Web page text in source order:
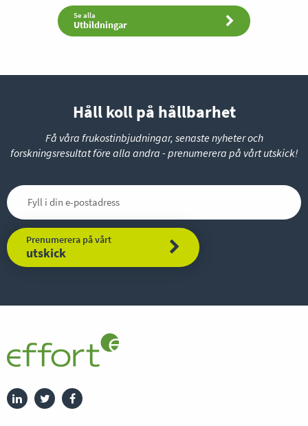
Se alla
Utbildningar
Håll koll på hållbarhet
Få våra frukostinbjudningar, senaste nyheter och
forskningsresultat före alla andra - prenumerera på vårt utskick!
Prenumerera på vårt
utskick